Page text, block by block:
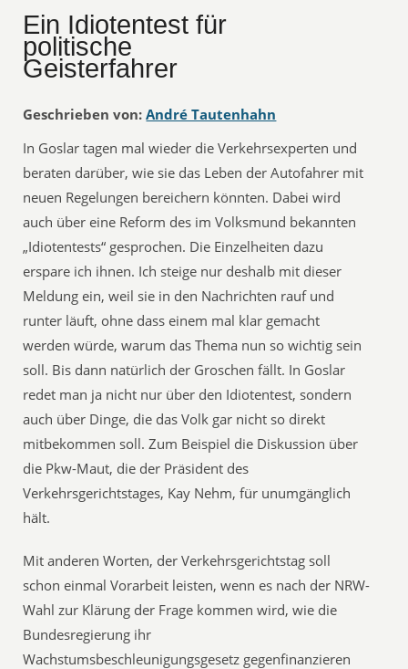
Ein Idiotentest für
politische
Geisterfahrer
Geschrieben von: André Tautenhahn
In Goslar tagen mal wieder die Verkehrsexperten und
beraten darüber, wie sie das Leben der Autofahrer mit
neuen Regelungen bereichern könnten. Dabei wird
auch über eine Reform des im Volksmund bekannten
„Idiotentests“ gesprochen. Die Einzelheiten dazu
erspare ich ihnen. Ich steige nur deshalb mit dieser
Meldung ein, weil sie in den Nachrichten rauf und
runter läuft, ohne dass einem mal klar gemacht
werden würde, warum das Thema nun so wichtig sein
soll. Bis dann natürlich der Groschen fällt. In Goslar
redet man ja nicht nur über den Idiotentest, sondern
auch über Dinge, die das Volk gar nicht so direkt
mitbekommen soll. Zum Beispiel die Diskussion über
die Pkw-Maut, die der Präsident des
Verkehrsgerichtstages, Kay Nehm, für unumgänglich
hält.
Mit anderen Worten, der Verkehrsgerichtstag soll
schon einmal Vorarbeit leisten, wenn es nach der NRW-
Wahl zur Klärung der Frage kommen wird, wie die
Bundesregierung ihr
Wachstumsbeschleunigungsgesetz gegenfinanzieren